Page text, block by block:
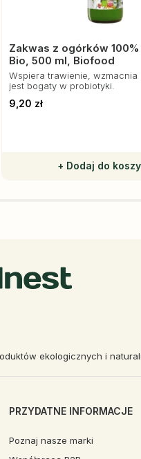
Zakwas z ogórków
Bio, 500 ml, Biofood
Wspiera trawienie, wzmacnia
jest bogaty w probiotyki.
9,20 zł
+ Dodaj do
ekologicznych i
PRZYDATNE INFORMACJE
Poznaj nasze marki